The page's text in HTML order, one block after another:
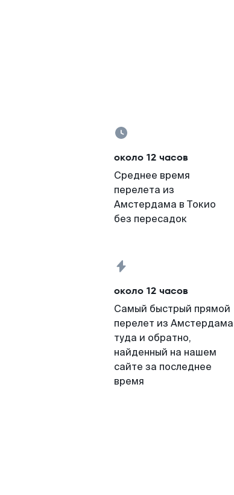
около 12 часов
Среднее время
перелета из
Амстердама в Токио
без пересадок
около 12 часов
Самый быстрый прямой
перелет из Амстердама
туда и обратно,
найденный на нашем
сайте за последнее
время